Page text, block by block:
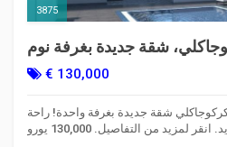
3875
شقة جديدة بغرفة نوم
€ 130,000
كركوجاكلي شقة جديدة بغرفة واحدة! راحة